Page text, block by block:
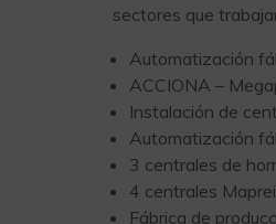
sectores que
Automatización
ACCIONA –
Instalación de
Automatización
3 centrales de
4 centrales
Fábrica de